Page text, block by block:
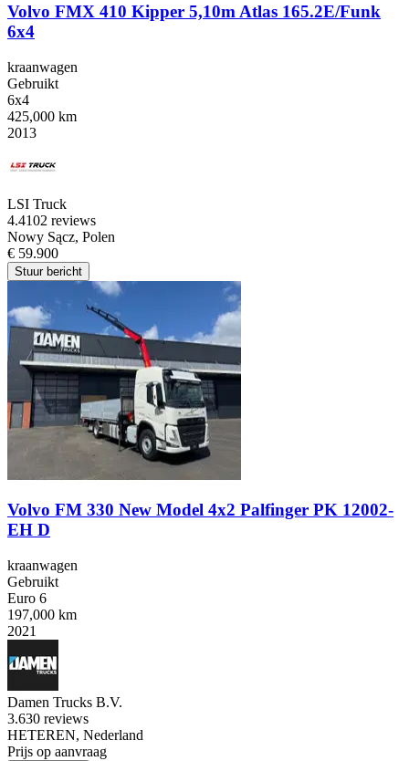
Volvo FMX 410 Kipper 5,10m Atlas 165.2E/Funk
6x4
kraanwagen
Gebruikt
6x4
425,000 km
2013
LSI Truck
4.4102 reviews
Nowy Sącz, Polen
€ 59.900
Stuur bericht
Volvo FM 330 New Model 4x2 Palfinger PK 12002-
EH D
kraanwagen
Gebruikt
Euro 6
197,000 km
2021
Damen Trucks B.V.
3.630 reviews
HETEREN, Nederland
Prijs op aanvraag